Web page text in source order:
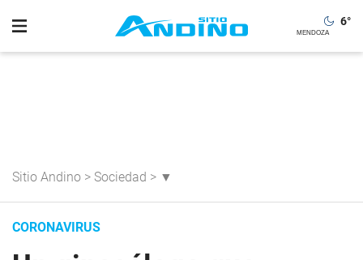
6°
Sitio Andino > Sociedad > ▼
CORONAVIRUS